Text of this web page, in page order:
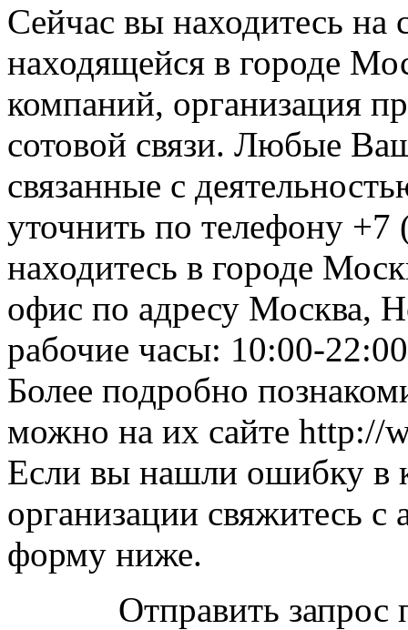
Сейчас вы находитесь на
находящейся в городе
компаний, организация
сотовой связи. Любые
связанные с
уточнить по телефону
находитесь в городе
офис по адресу Москва,
рабочие часы: 10:00-
Более подробно
можно на их сайте http://
Если вы нашли ошибку в
организации свяжитесь
форму ниже.
Отправить запрос